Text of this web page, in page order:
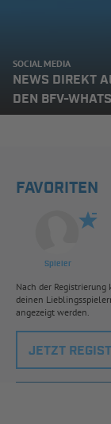
SOCIAL MEDIA
NEWS DIREKT
DEN BFV-
FAVORITEN
Spieler
Nach der
deinen
angezeigt werden.
JETZT